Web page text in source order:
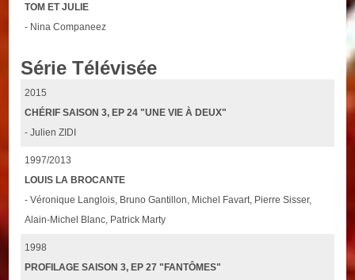
TOM ET JULIE
- Nina Companeez
Série Télévisée
2015
CHÉRIF SAISON 3, EP 24 "UNE VIE À DEUX"
- Julien ZIDI
1997/2013
LOUIS LA BROCANTE
- Véronique Langlois, Bruno Gantillon, Michel Favart, Pierre Sisser,
Alain-Michel Blanc, Patrick Marty
1998
PROFILAGE SAISON 3, EP 27 "FANTÔMES"